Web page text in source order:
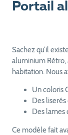
Portail
Sachez qu’il
aluminium Rétro,
habitation. Nous
Un coloris
Des liserés
Des
Ce modèle fait